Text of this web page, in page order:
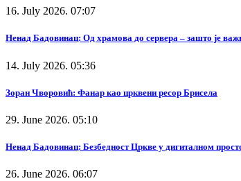
16. July 2026. 07:07
Ненад Бадовинац: Од храмова до сервера – зашто је
14. July 2026. 05:36
Зоран Чворовић: Фанар као црквени ресор Брисела
29. June 2026. 05:10
Ненад Бадовинац: Безбедност Цркве у дигиталном
26. June 2026. 06:07